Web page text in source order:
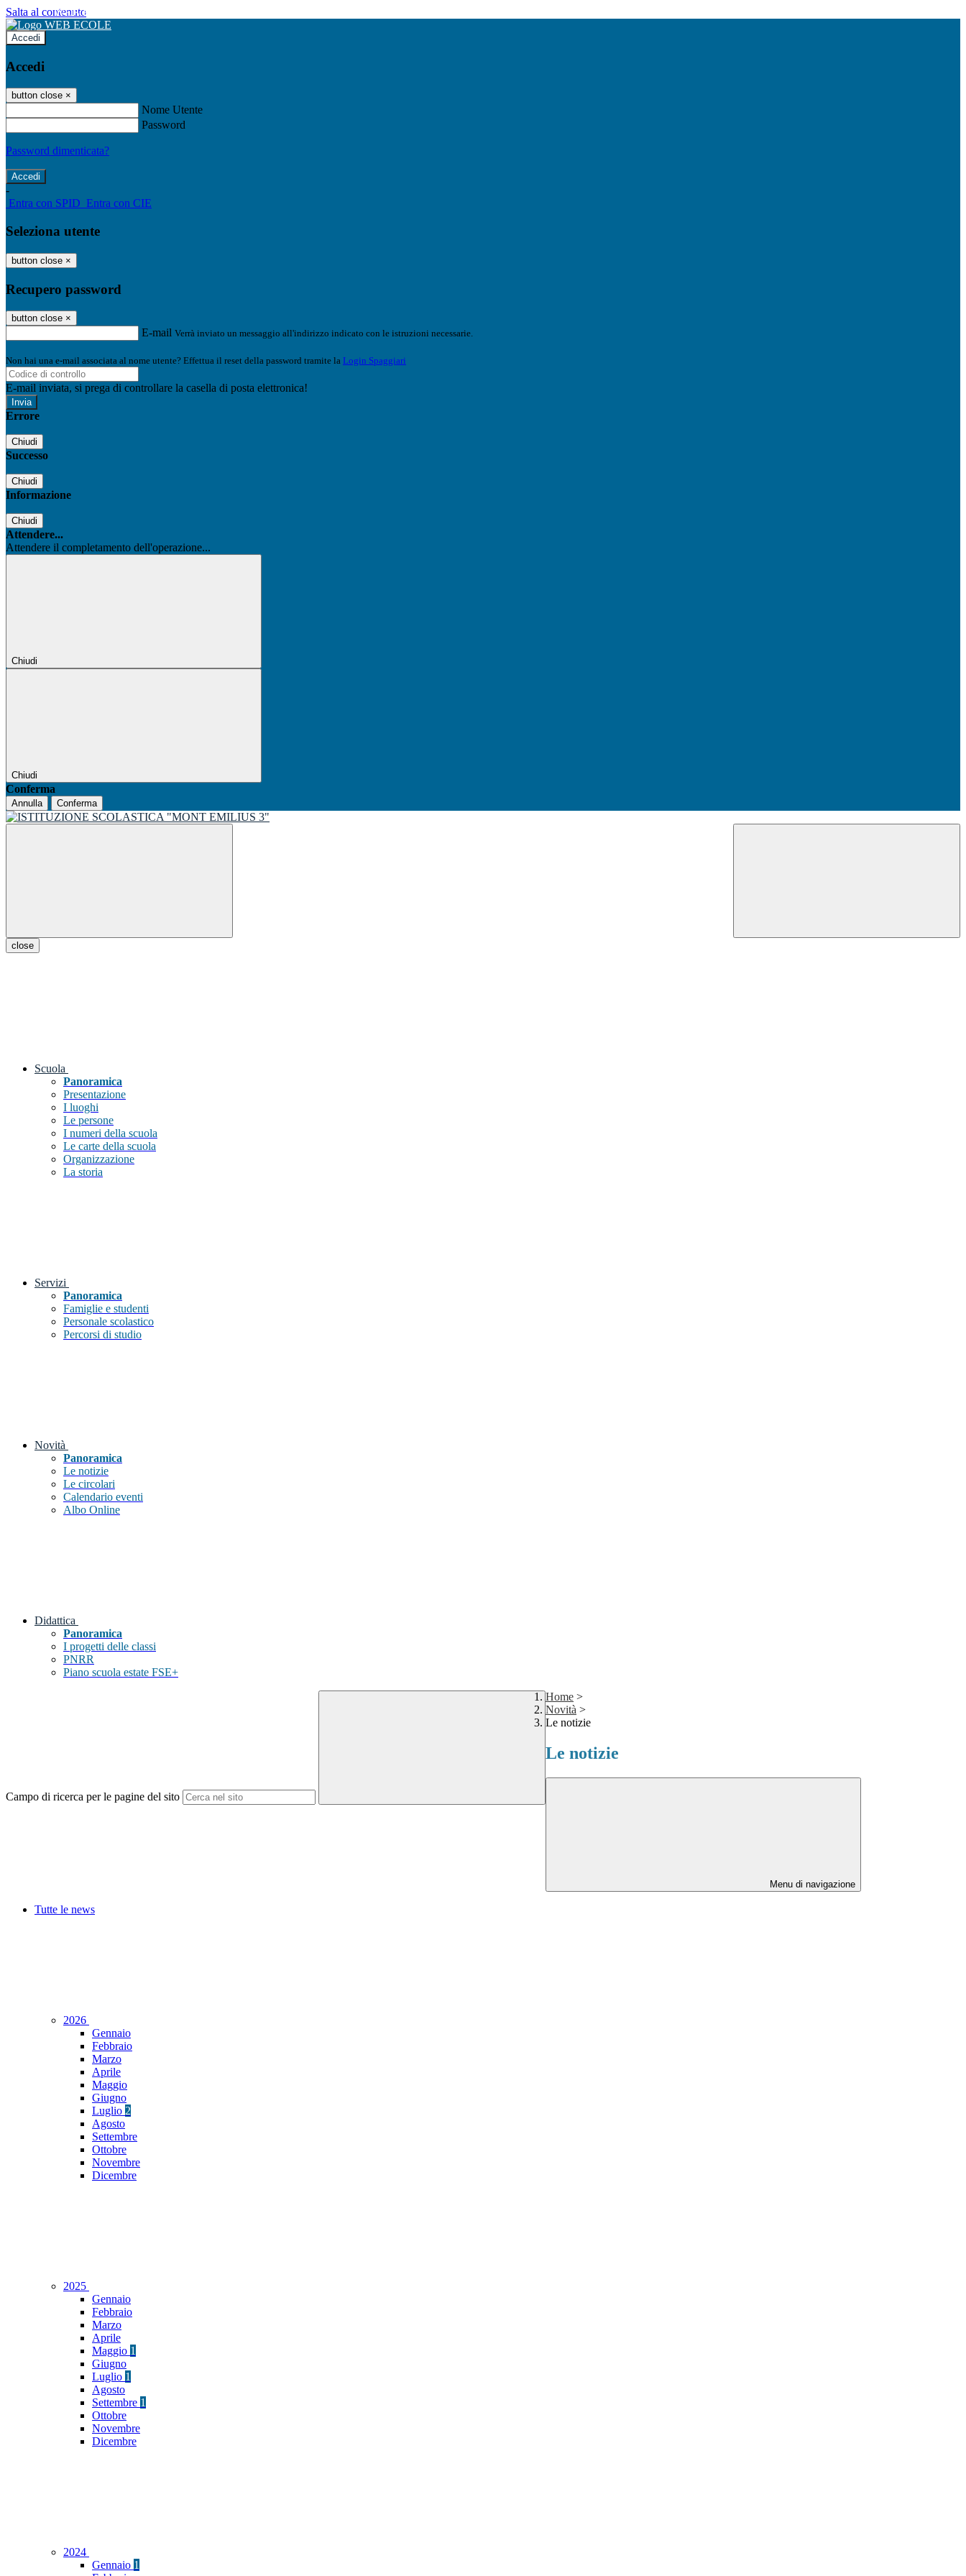
Salta al contenuto
WEB ECOLE
Accedi
Accedi
button close ×
Nome Utente
Password
Password dimenticata?
-
Entra con SPID Entra con CIE
Seleziona utente
button close ×
Recupero password
button close ×
E-mail Verrà inviato un messaggio all'indirizzo indicato con le istruzioni necessarie.
Non hai una e-mail associata al nome utente? Effettua il reset della password tramite la Login Spaggiari
E-mail inviata, si prega di controllare la casella di posta elettronica!
Errore
Chiudi
Successo
Chiudi
Informazione
Chiudi
Attendere...
Attendere il completamento dell'operazione...
Chiudi
Chiudi
Conferma
Annulla Conferma
close
Scuola
Panoramica
Presentazione
I luoghi
Le persone
I numeri della scuola
Le carte della scuola
Organizzazione
La storia
Servizi
Panoramica
Famiglie e studenti
Personale scolastico
Percorsi di studio
Novità
Panoramica
Le notizie
Le circolari
Calendario eventi
Albo Online
Didattica
Panoramica
I progetti delle classi
PNRR
Piano scuola estate FSE+
Campo di ricerca per le pagine del sito
Home >
Novità >
Le notizie
Le notizie
Menu di navigazione
Tutte le news
2026
Gennaio
Febbraio
Marzo
Aprile
Maggio
Giugno
Luglio 2
Agosto
Settembre
Ottobre
Novembre
Dicembre
2025
Gennaio
Febbraio
Marzo
Aprile
Maggio 1
Giugno
Luglio 1
Agosto
Settembre 1
Ottobre
Novembre
Dicembre
2024
Gennaio 1